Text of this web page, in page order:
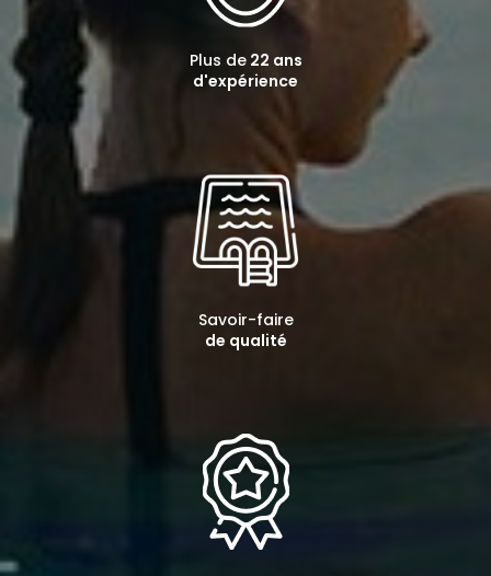
Plus de22 ans
d'expérience
Savoir-faire
de qualité